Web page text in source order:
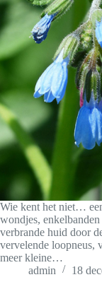
Wie kent het niet…
wondjes,
verbrande huid door
vervelende loopneus,
meer kleine…
admin
18